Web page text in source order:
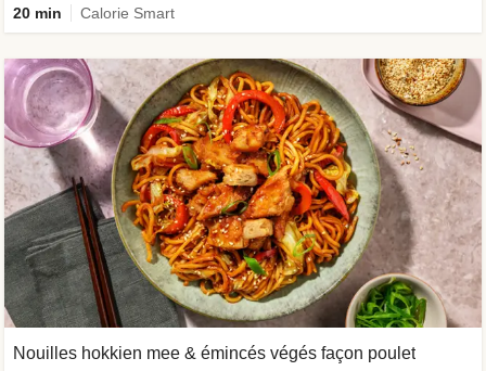
20 min Calorie Smart
Nouilles hokkien mee & émincés végés façon poulet